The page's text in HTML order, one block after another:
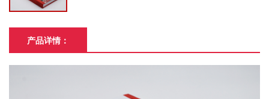
产品详情：